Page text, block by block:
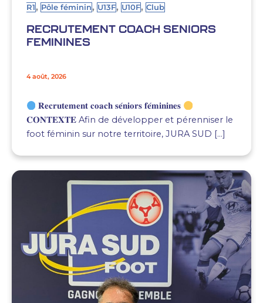
R1, Pôle féminin, U13F, U10F, Club
RECRUTEMENT COACH SENIORS
FEMININES
4 août, 2026
𝐑𝐞𝐜𝐫𝐮𝐭𝐞𝐦𝐞𝐧𝐭 𝐜𝐨𝐚𝐜𝐡 𝐬𝐞́𝐧𝐢𝐨𝐫𝐬 𝐟𝐞́𝐦𝐢𝐧𝐢𝐧𝐞𝐬
𝐂𝐎𝐍𝐓𝐄𝐗𝐓𝐄 Afin de développer et pérenniser le
foot féminin sur notre territoire, JURA SUD […]